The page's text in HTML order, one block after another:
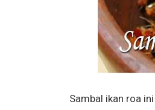
Sambal ikan roa